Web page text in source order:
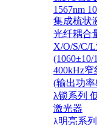
1567nm
集成梳状
光纤耦合
X/O/S/C/
(1060±10/
400kHz
(输出功率
λ锁系列
激光器
λ明亮系